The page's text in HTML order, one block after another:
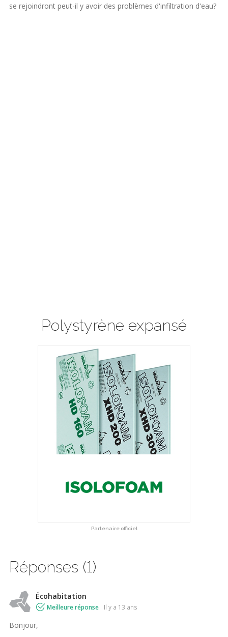
se rejoindront peut-il y avoir des problèmes d'infiltration d'eau?
Polystyrène expansé
Partenaire officiel
Réponses (1)
Écohabitation
Meilleure réponse il y a 13 ans
Bonjour,